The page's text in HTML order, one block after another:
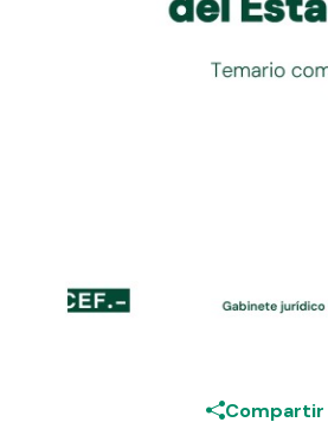
Compartir